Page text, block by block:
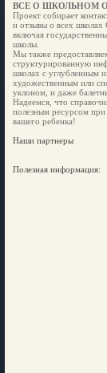
ВСЕ О ШКОЛЬНОМ
Проект собирает
и отзывы о всех школах
включая
школы.
Мы также
структурированную
школах с углубленным
художественным или
уклоном, и даже
Надеемся, что
полезным ресурсом
вашего ребенка!
Наши партнеры
Полезная информация: